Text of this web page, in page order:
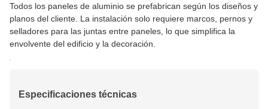
Todos los paneles de aluminio se prefabrican según los diseños y
planos del cliente. La instalación solo requiere marcos, pernos y
selladores para las juntas entre paneles, lo que simplifica la
envolvente del edificio y la decoración.
Especificaciones técnicas